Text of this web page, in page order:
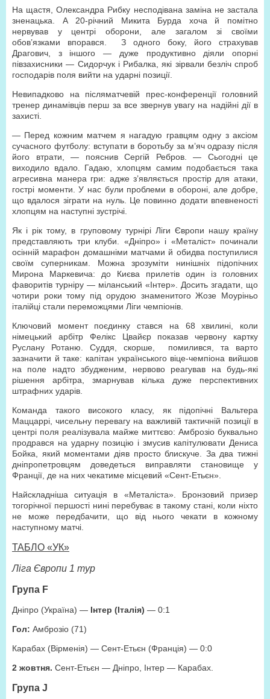
На щастя, Олександра Рибку несподівана заміна не застала
зненацька. А 20-річний Микита Бурда хоча й помітно
нервував у центрі оборони, але загалом зі своїми
обов’язками впорався. З одного боку, його страхував
Драгович, з іншого — дуже продуктивно діяли опорні
півзахисники — Сидорчук і Рибалка, які зірвали безліч спроб
господарів поля вийти на ударні позиції.
Невипадково на післяматчевій прес-конференції головний
тренер динамівців перш за все звернув увагу на надійні дії в
захисті.
— Перед кожним матчем я нагадую гравцям одну з аксіом
сучасного футболу: вступати в боротьбу за м’яч одразу після
його втрати, — пояснив Сергій Ребров. — Сьогодні це
виходило вдало. Гадаю, хлопцям самим подобається така
агресивна манера гри: адже з’являється простір для атаки,
гострі моменти. У нас були проблеми в обороні, але добре,
що вдалося зіграти на нуль. Це повинно додати впевненості
хлопцям на наступні зустрічі.
Як і рік тому, в груповому турнірі Ліги Європи нашу країну
представляють три клуби. «Дніпро» і «Металіст» починали
осінній марафон домашніми матчами й обидва поступилися
своїм суперникам. Можна зрозуміти нинішніх підопічних
Мирона Маркевича: до Києва прилетів один із головних
фаворитів турніру — міланський «Інтер». Досить згадати, що
чотири роки тому під орудою знаменитого Жозе Моуріньо
італійці стали переможцями Ліги чемпіонів.
Ключовий момент поєдинку стався на 68 хвилині, коли
німецький арбітр Фелікс Цвайєр показав червону картку
Руслану Ротаню. Суддя, скорше, помилився, та варто
зазначити й таке: капітан українського віце-чемпіона вийшов
на поле надто збудженим, нервово реагував на будь-які
рішення арбітра, змарнував кілька дуже перспективних
штрафних ударів.
Команда такого високого класу, як підопічні Вальтера
Маццаррі, чисельну перевагу на важливій тактичній позиції в
центрі поля реалізувала майже миттєво: Амброзіо буквально
продрався на ударну позицію і змусив капітулювати Дениса
Бойка, який моментами діяв просто блискуче. За два тижні
дніпропетровцям доведеться виправляти становище у
Франції, де на них чекатиме місцевий «Сент-Етьєн».
Найскладніша ситуація в «Металіста». Бронзовий призер
тогорічної першості нині перебуває в такому стані, коли ніхто
не може передбачити, що від нього чекати в кожному
наступному матчі.
ТАБЛО «УК»
Ліга Європи 1 тур
Група F
Дніпро (Україна) — Інтер (Італія) — 0:1
Гол: Амброзіо (71)
Карабах (Вірменія) — Сент-Етьєн (Франція) — 0:0
2 жовтня. Сент-Етьєн — Дніпро, Інтер — Карабах.
Група J